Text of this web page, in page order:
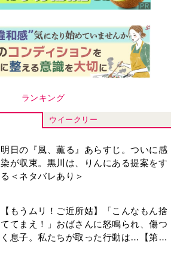
ランキング
ウイークリー
明日の『風、薫る』あらすじ。ついに感
染が収束。黒川は、りんにある提案をす
る＜ネタバレあり＞
【もうムリ！ご近所姑】「こんなもん捨
ててまえ！」おばさんに怒鳴られ、傷つ
く息子。私たちが取った行動は…【第3